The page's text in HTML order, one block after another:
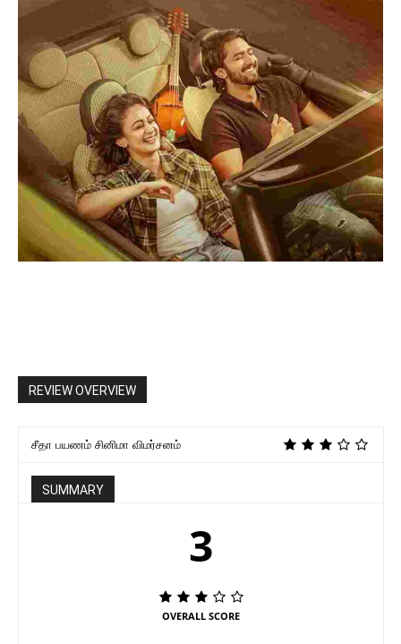
REVIEW OVERVIEW
சீதா பயணம் சினிமா விமர்சனம்
SUMMARY
3
OVERALL SCORE